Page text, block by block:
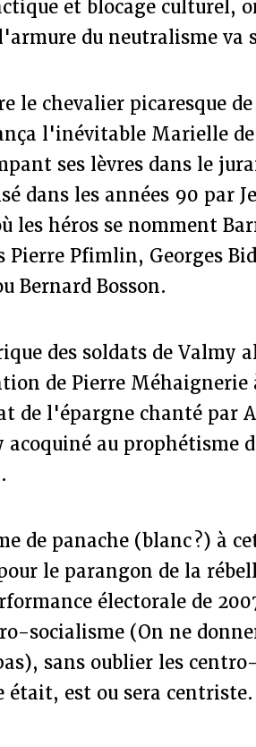
et blocage culturel,
du neutralisme va
le chevalier picaresque
l'inévitable Marielle
ses lèvres dans le
dans les années 90 par
les héros se nomment
Pierre Pfimlin, Georges
Bernard Bosson.
des soldats de Valmy
de Pierre Méhaignerie
de l'épargne chanté par
au prophétisme
de panache (blanc ?) à
le parangon de la
électorale de
socialisme (On ne
sans oublier les centro-
était, est ou sera centriste.